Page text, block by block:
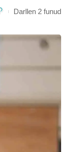
Darllen 2 funud